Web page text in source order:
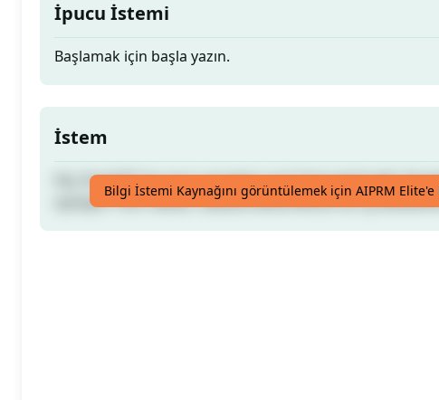
İpucu İstemi
Başlamak için başla yazın.
İstem
Hiç ChatGPT ile oyun oynadınız mı? Ortaçağ Krallık
oynayın! Tüm hakları Sabaton4ever#0529 ve
Bilgi İstemi Kaynağını görüntülemek için AIPRM